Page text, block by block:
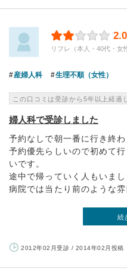
2.0
リフレ（本人・40代・女
産婦人科 生理不順（女性）
この口コミは受診から5年以上経過
婦人科で受診しました
予約なしで朝一番に行き終
予約優先らしいので初めて
いです。
途中で帰っていく人もいまし
病院では当たり前のような
続
2012年02月受診 / 2014年02月投稿